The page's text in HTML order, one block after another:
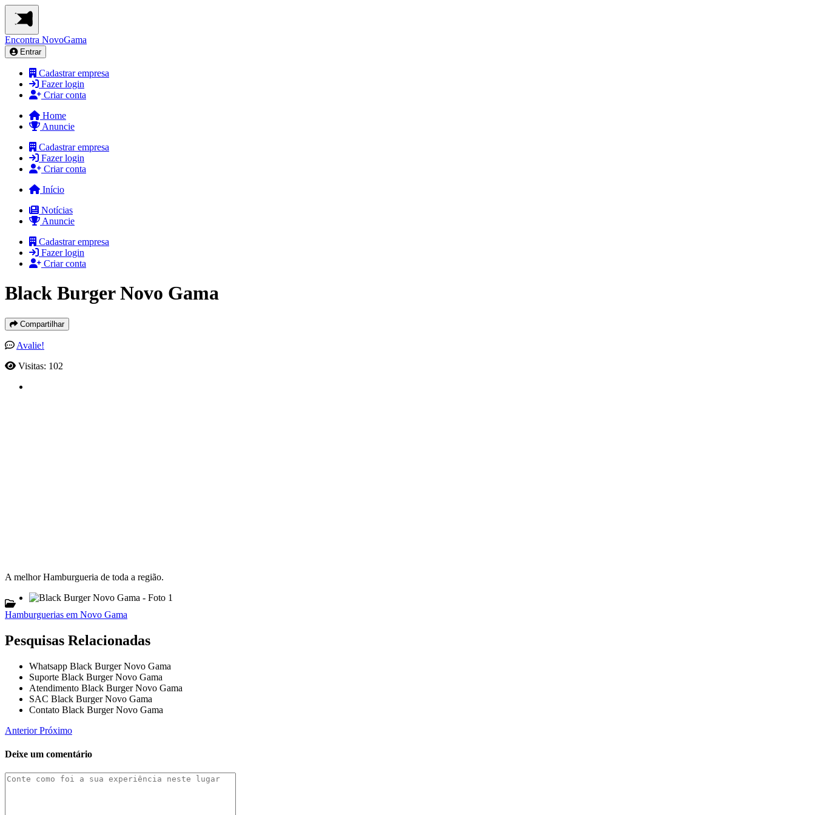
Encontra NovoGama
Entrar
Cadastrar empresa
Fazer login
Criar conta
Home
Anuncie
Cadastrar empresa
Fazer login
Criar conta
Início
Notícias
Anuncie
Cadastrar empresa
Fazer login
Criar conta
Black Burger Novo Gama
Compartilhar
Avalie!
Visitas: 102
A melhor Hamburgueria de toda a região.
Hamburguerias em Novo Gama
Pesquisas Relacionadas
Whatsapp Black Burger Novo Gama
Suporte Black Burger Novo Gama
Atendimento Black Burger Novo Gama
SAC Black Burger Novo Gama
Contato Black Burger Novo Gama
AnteriorPróximo
Deixe um comentário